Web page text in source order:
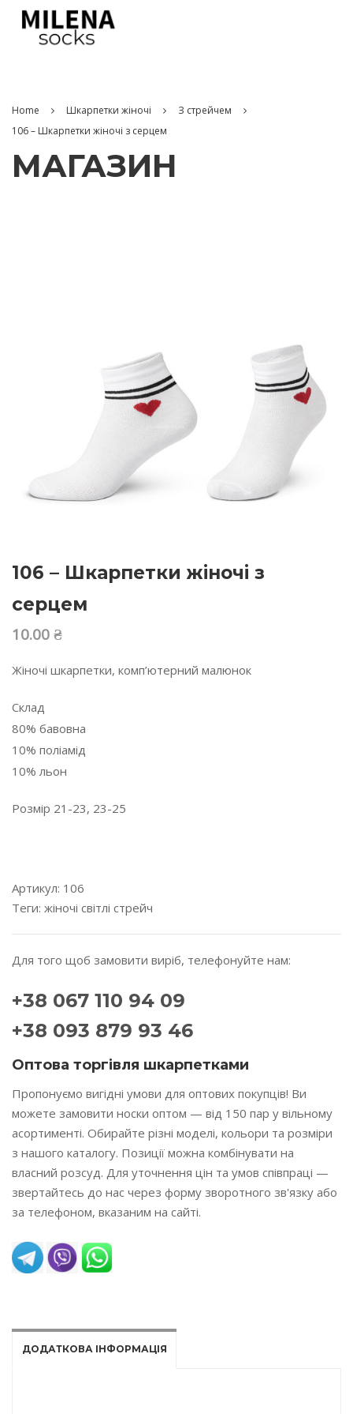
Home Шкарпетки жіночі
З стрейчем
106 – Шкарпетки жіночі з серцем
МАГАЗИН
106 – Шкарпетки жіночі з
серцем
10.00 ₴
Жіночі шкарпетки, комп’ютерний малюнок
Склад
80% бавовна
10% поліамід
10% льон
Розмір 21-23, 23-25
Артикул: 106
Теги: жіночі світлі стрейч
Для того щоб замовити виріб, телефонуйте нам:
+38 067 110 94 09
+38 093 879 93 46
Оптова торгівля шкарпетками
Пропонуємо вигідні умови для оптових покупців! Ви
можете замовити носки оптом — від 150 пар у вільному
асортименті. Обирайте різні моделі, кольори та розміри
з нашого каталогу. Позиції можна комбінувати на
власний розсуд. Для уточнення цін та умов співпраці —
звертайтесь до нас через форму зворотного зв'язку або
за телефоном, вказаним на сайті.
ДОДАТКОВА ІНФОРМАЦІЯ